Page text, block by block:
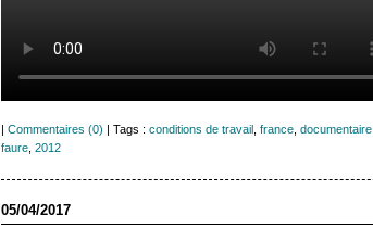
| Commentaires (0) | Tags : conditions de travail, france, documentaire,
faure, 2012
05/04/2017